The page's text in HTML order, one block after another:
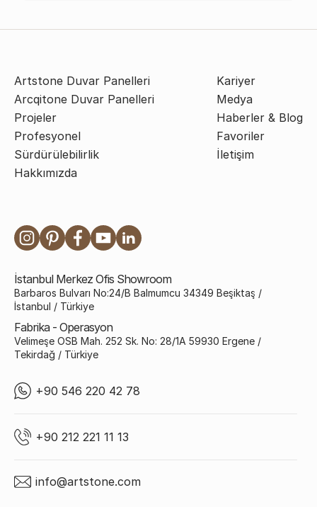
Artstone Duvar Panelleri
Arcqitone Duvar Panelleri
Projeler
Profesyonel
Sürdürülebilirlik
Hakkımızda
Kariyer
Medya
Haberler & Blog
Favoriler
İletişim
İstanbul Merkez Ofis Showroom
Barbaros Bulvarı No:24/B Balmumcu 34349 Beşiktaş /
İstanbul / Türkiye
Fabrika - Operasyon
Velimeşe OSB Mah. 252 Sk. No: 28/1A 59930 Ergene /
Tekirdağ / Türkiye
+90 546 220 42 78
+90 212 221 11 13
info@artstone.com